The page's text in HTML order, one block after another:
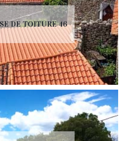
DE TOITURE 46